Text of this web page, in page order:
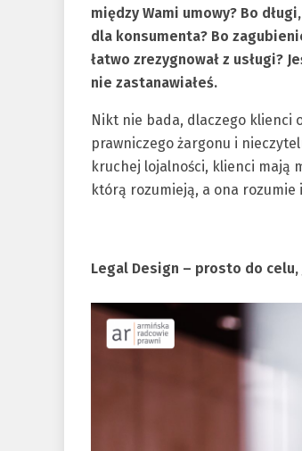
między Wami umowy? Bo
dla konsumenta? Bo
łatwo zrezygnował z usługi?
nie zastanawiałeś.
Nikt nie bada, dlaczego klienci
prawniczego żargonu i
kruchej lojalności, klienci mają
którą rozumieją, a ona rozumie
Legal Design – prosto do